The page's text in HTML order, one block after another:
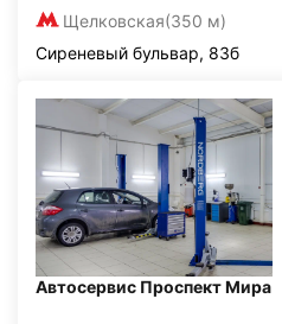
Щелковская(350 м)
Сиреневый бульвар, 83б
Автосервис Проспект Мира